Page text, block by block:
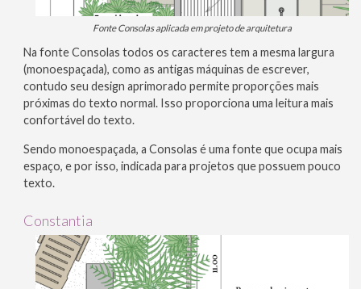
Fonte Consolas aplicada em projeto de arquitetura
Na fonte Consolas todos os caracteres tem a mesma largura
(monoespaçada), como as antigas máquinas de escrever,
contudo seu design aprimorado permite proporções mais
próximas do texto normal. Isso proporciona uma leitura mais
confortável do texto.
Sendo monoespaçada, a Consolas é uma fonte que ocupa mais
espaço, e por isso, indicada para projetos que possuem pouco
texto.
Constantia